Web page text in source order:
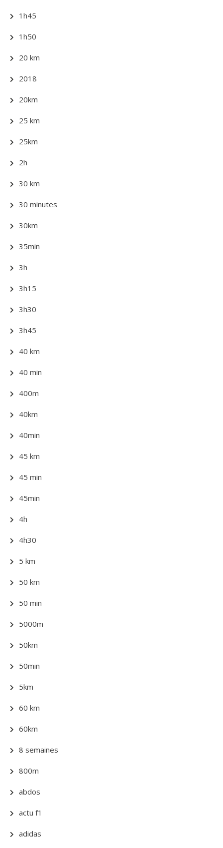
1h45
1h50
20 km
2018
20km
25 km
25km
2h
30 km
30 minutes
30km
35min
3h
3h15
3h30
3h45
40 km
40 min
400m
40km
40min
45 km
45 min
45min
4h
4h30
5 km
50 km
50 min
5000m
50km
50min
5km
60 km
60km
8 semaines
800m
abdos
actu f1
adidas